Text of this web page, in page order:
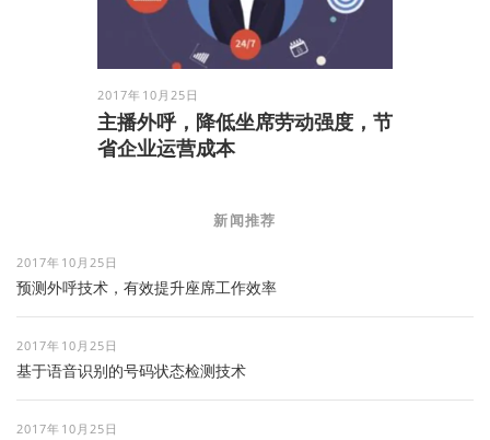
2017年10月25日
主播外呼，降低坐席劳动强度，节
省企业运营成本
新闻推荐
2017年10月25日
预测外呼技术，有效提升座席工作效率
2017年10月25日
基于语音识别的号码状态检测技术
2017年10月25日